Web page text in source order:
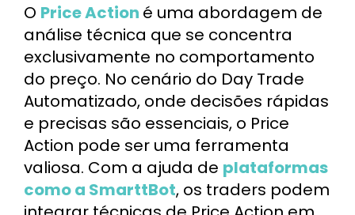
O Price Action é uma abordagem de
análise técnica que se concentra
exclusivamente no comportamento
do preço. No cenário do Day Trade
Automatizado, onde decisões rápidas
e precisas são essenciais, o Price
Action pode ser uma ferramenta
valiosa. Com a ajuda de plataformas
como a SmarttBot, os traders podem